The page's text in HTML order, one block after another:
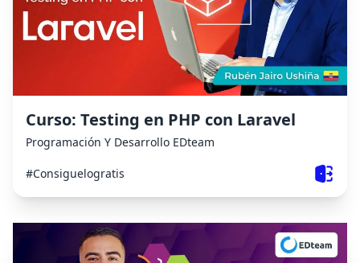
Curso: Testing en PHP con Laravel
Programación Y Desarrollo EDteam
#Consiguelogratis